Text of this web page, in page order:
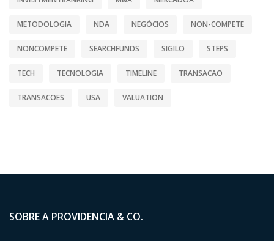
METODOLOGIA NDA NEGÓCIOS NON-COMPETE
NONCOMPETE SEARCHFUNDS SIGILO STEPS
TECH TECNOLOGIA TIMELINE TRANSACAO
TRANSACOES USA VALUATION
SOBRE A PROVIDENCIA & CO.